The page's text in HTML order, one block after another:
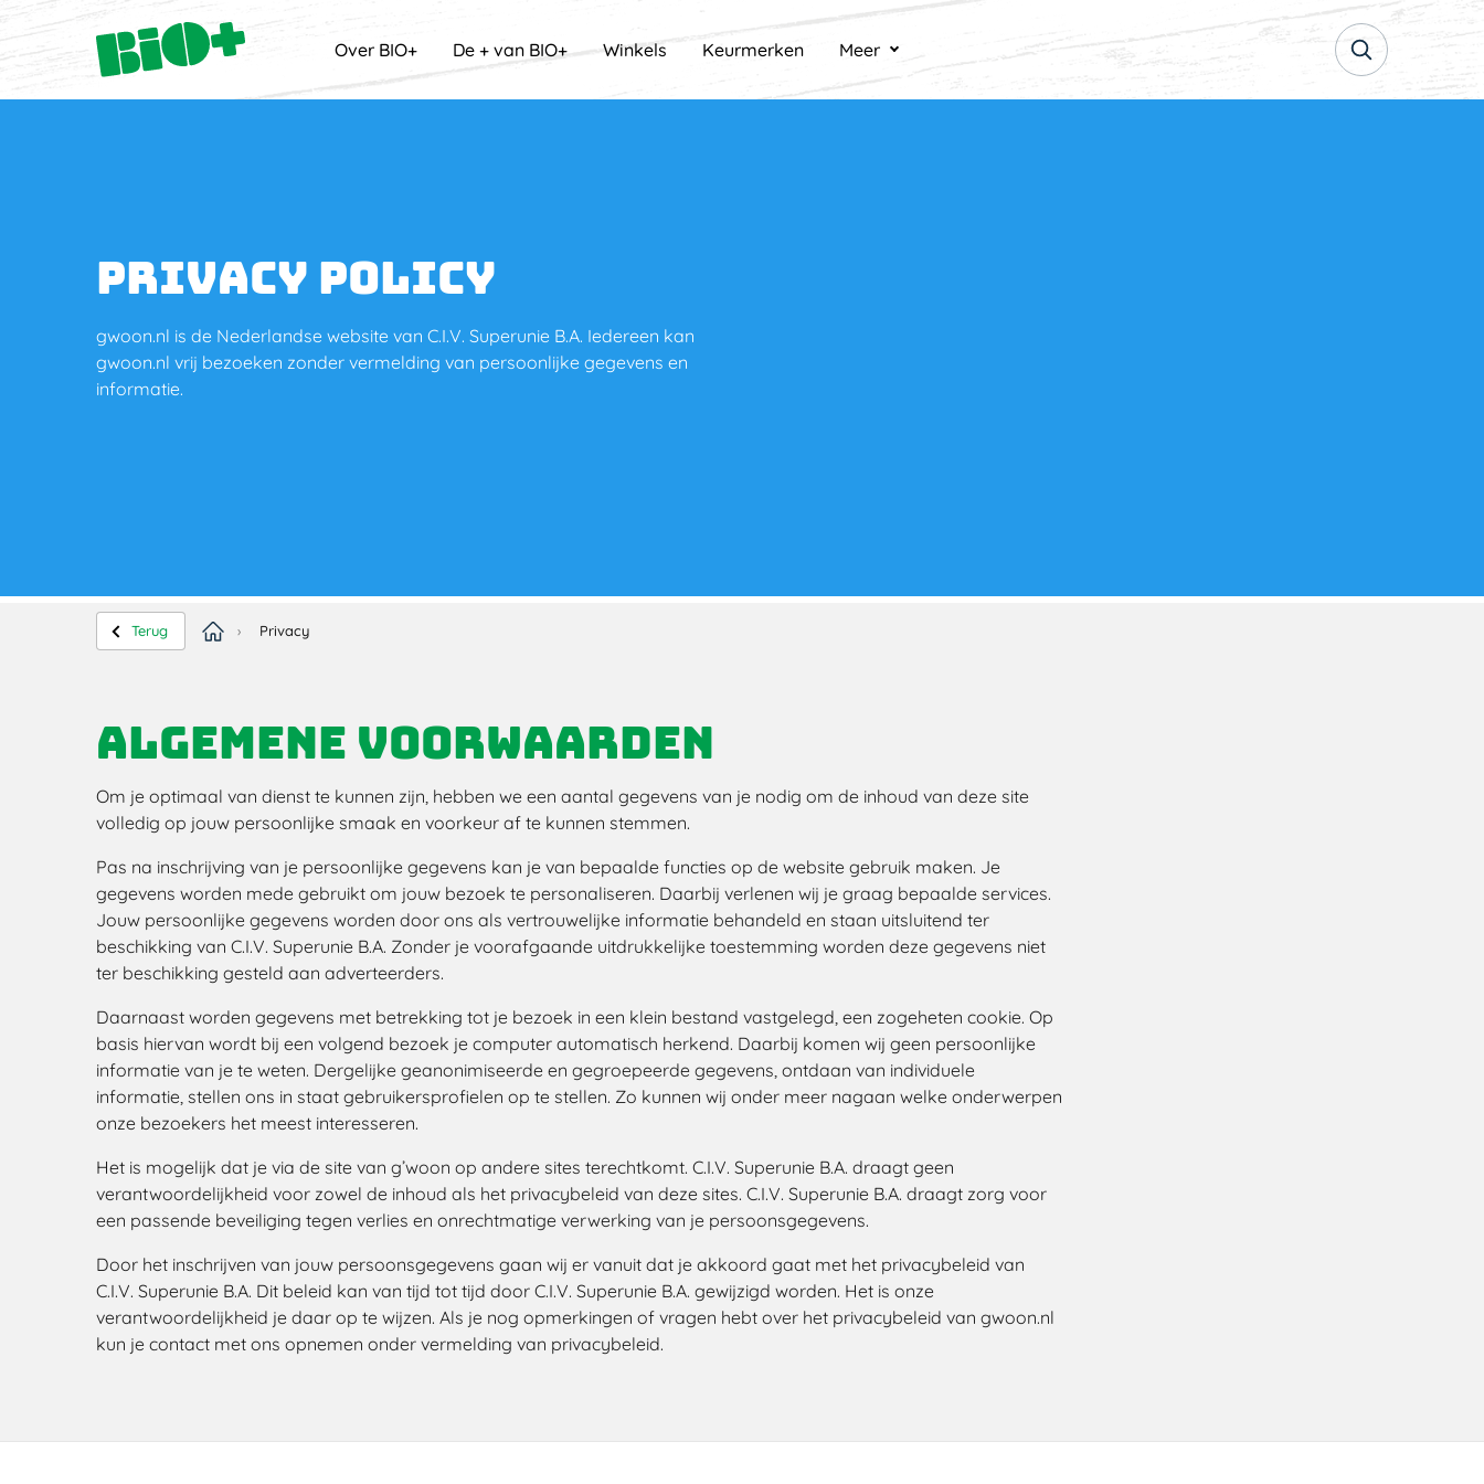
Over BIO+ De + van BIO+ Winkels Keurmerken Meer
Privacy policy
gwoon.nl is de Nederlandse website van C.I.V. Superunie B.A. Iedereen kan
gwoon.nl vrij bezoeken zonder vermelding van persoonlijke gegevens en
informatie.
Terug › Privacy
Algemene voorwaarden
Om je optimaal van dienst te kunnen zijn, hebben we een aantal gegevens van je nodig om de inhoud van deze site
volledig op jouw persoonlijke smaak en voorkeur af te kunnen stemmen.
Pas na inschrijving van je persoonlijke gegevens kan je van bepaalde functies op de website gebruik maken. Je
gegevens worden mede gebruikt om jouw bezoek te personaliseren. Daarbij verlenen wij je graag bepaalde services.
Jouw persoonlijke gegevens worden door ons als vertrouwelijke informatie behandeld en staan uitsluitend ter
beschikking van C.I.V. Superunie B.A. Zonder je voorafgaande uitdrukkelijke toestemming worden deze gegevens niet
ter beschikking gesteld aan adverteerders.
Daarnaast worden gegevens met betrekking tot je bezoek in een klein bestand vastgelegd, een zogeheten cookie. Op
basis hiervan wordt bij een volgend bezoek je computer automatisch herkend. Daarbij komen wij geen persoonlijke
informatie van je te weten. Dergelijke geanonimiseerde en gegroepeerde gegevens, ontdaan van individuele
informatie, stellen ons in staat gebruikersprofielen op te stellen. Zo kunnen wij onder meer nagaan welke onderwerpen
onze bezoekers het meest interesseren.
Het is mogelijk dat je via de site van g’woon op andere sites terechtkomt. C.I.V. Superunie B.A. draagt geen
verantwoordelijkheid voor zowel de inhoud als het privacybeleid van deze sites. C.I.V. Superunie B.A. draagt zorg voor
een passende beveiliging tegen verlies en onrechtmatige verwerking van je persoonsgegevens.
Door het inschrijven van jouw persoonsgegevens gaan wij er vanuit dat je akkoord gaat met het privacybeleid van
C.I.V. Superunie B.A. Dit beleid kan van tijd tot tijd door C.I.V. Superunie B.A. gewijzigd worden. Het is onze
verantwoordelijkheid je daar op te wijzen. Als je nog opmerkingen of vragen hebt over het privacybeleid van gwoon.nl
kun je contact met ons opnemen onder vermelding van privacybeleid.